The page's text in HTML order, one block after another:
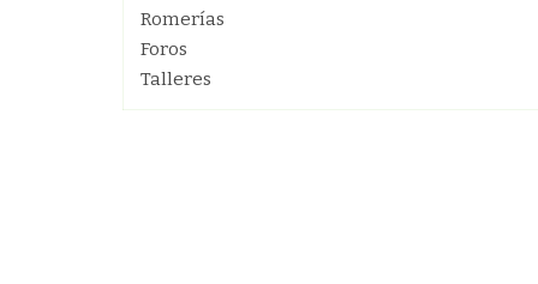
Romerías
Foros
Talleres